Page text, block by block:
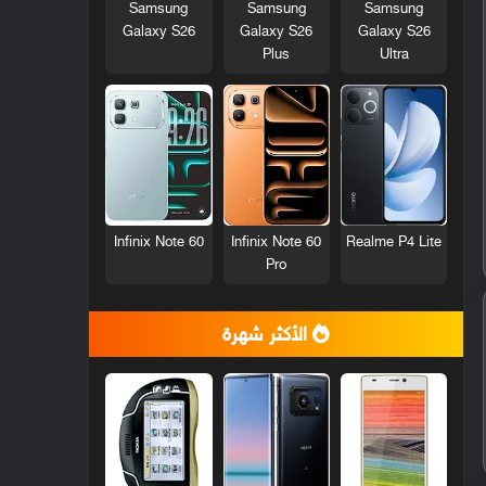
Samsung
Galaxy S26
Ultra
Samsung
Galaxy S26
Plus
Samsung
Galaxy S26
Realme P4 Lite
Infinix Note 60
Pro
Infinix Note 60
الأكثر شهرة